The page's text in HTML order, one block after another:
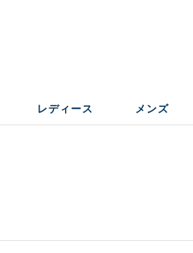
レディース メンズ